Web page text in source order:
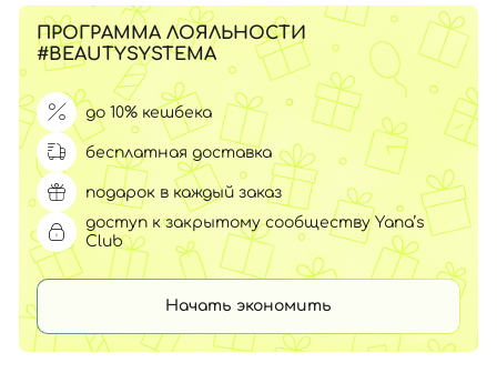
ПРОГРАММА ЛОЯЛЬНОСТИ
#BEAUTYSYSTEMA
до 10% кешбека
бесплатная доставка
подарок в каждый заказ
доступ к закрытому сообществу Yana’s
Club
Начать экономить